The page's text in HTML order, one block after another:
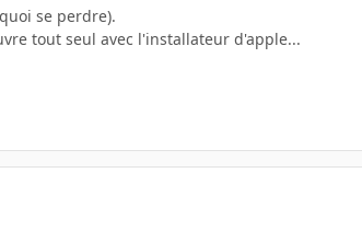
se perdre).
tout seul avec l'installateur d'apple...